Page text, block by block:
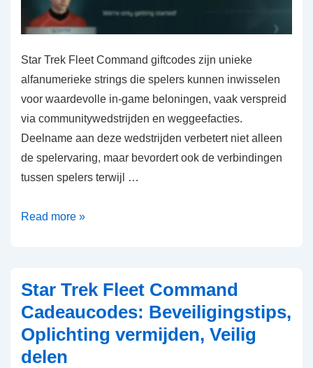
Star Trek Fleet Command giftcodes zijn unieke
alfanumerieke strings die spelers kunnen inwisselen
voor waardevolle in-game beloningen, vaak verspreid
via communitywedstrijden en weggeefacties.
Deelname aan deze wedstrijden verbetert niet alleen
de spelervaring, maar bevordert ook de verbindingen
tussen spelers terwijl …
Star
Giftcodes:
Gemeenschapswedstrijden,
Weggeefacties,
Deelname
Read more »
Star Trek Fleet Command
Cadeaucodes: Beveiligingstips,
Oplichting vermijden, Veilig
delen